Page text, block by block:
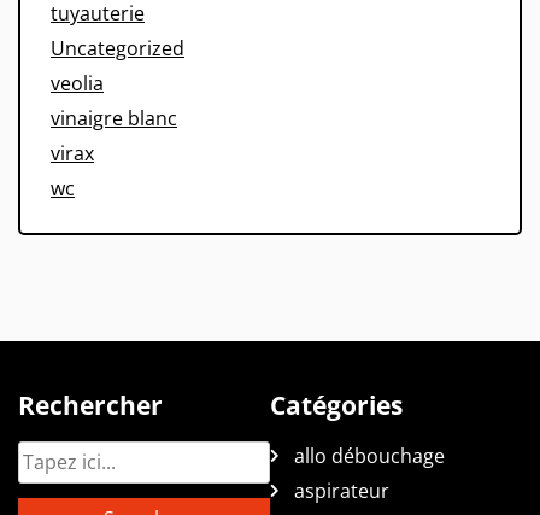
tuyauterie
Uncategorized
veolia
vinaigre blanc
virax
wc
Rechercher Catégories
allo débouchage
aspirateur